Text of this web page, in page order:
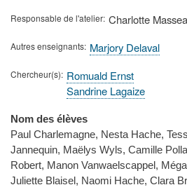
Responsable de l'atelier Charlotte
Autres enseignants Marjory Delaval
Chercheur(s) Romuald Ernst
Sandrine Lagaize
Nom des élèves
Paul Charlemagne, Nesta Hache,
Jannequin, Maëlys Wyls, Camille
Robert, Manon Vanwaelscappel,
Juliette Blaisel, Naomi Hache, Clara